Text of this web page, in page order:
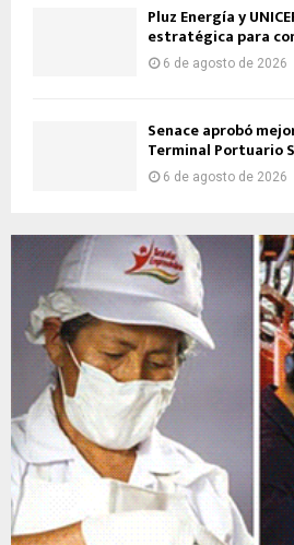
Pluz Energía y
estratégica para
6 de agosto de 2026
Senace aprobó
Terminal Portuario
6 de agosto de 2026